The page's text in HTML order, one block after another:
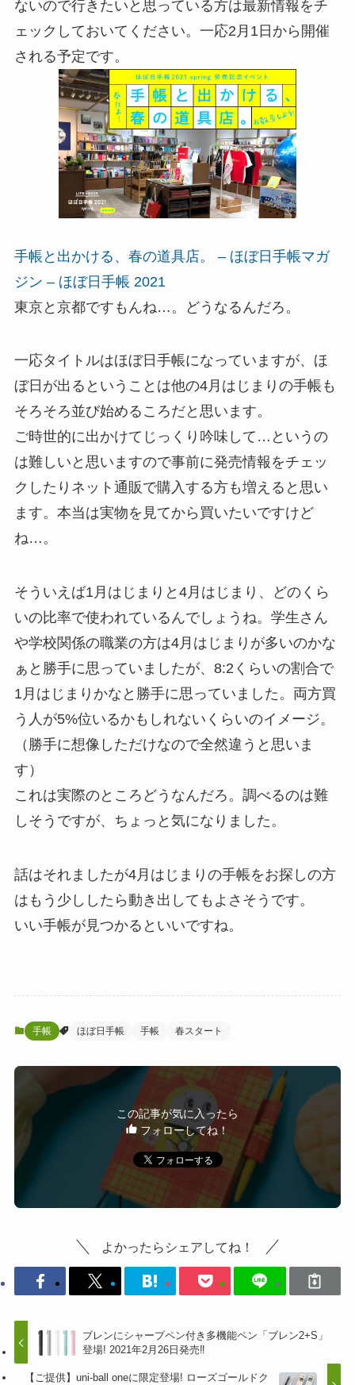
ないので行きたいと思っている方は最新情報をチ
ェックしておいてください。一応2月1日から開催
される予定です。
手帳と出かける、春の道具店。 – ほぼ日手帳マガ
ジン – ほぼ日手帳 2021
東京と京都ですもんね…。どうなるんだろ。
一応タイトルはほぼ日手帳になっていますが、ほ
ぼ日が出るということは他の4月はじまりの手帳も
そろそろ並び始めるころだと思います。
ご時世的に出かけてじっくり吟味して…というの
は難しいと思いますので事前に発売情報をチェッ
クしたりネット通販で購入する方も増えると思い
ます。本当は実物を見てから買いたいですけど
ね…。
そういえば1月はじまりと4月はじまり、どのくら
いの比率で使われているんでしょうね。学生さん
や学校関係の職業の方は4月はじまりが多いのかな
ぁと勝手に思っていましたが、8:2くらいの割合で
1月はじまりかなと勝手に思っていました。両方買
う人が5%位いるかもしれないくらいのイメージ。
（勝手に想像しただけなので全然違うと思いま
す）
これは実際のところどうなんだろ。調べるのは難
しそうですが、ちょっと気になりました。
話はそれましたが4月はじまりの手帳をお探しの方
はもう少ししたら動き出してもよさそうです。
いい手帳が見つかるといいですね。
手帳 ほぼ日手帳 手帳 春スタート
この記事が気に入ったら
フォローしてね！
よかったらシェアしてね！
ブレンにシャープペン付き多機能ペン「ブレン2+S」
登場! 2021年2月26日発売‼
【ご提供】uni-ball oneに限定登場! ローズゴールドク